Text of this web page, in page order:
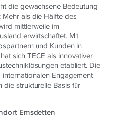
die gewachsene Bedeutung
Mehr als die Hälfte des
mittlerweile im
erwirtschaftet. Mit
und Kunden in
sichTECE als innovativer
etabliert. Die
Engagement
die strukturelle Basis für
Emsdetten